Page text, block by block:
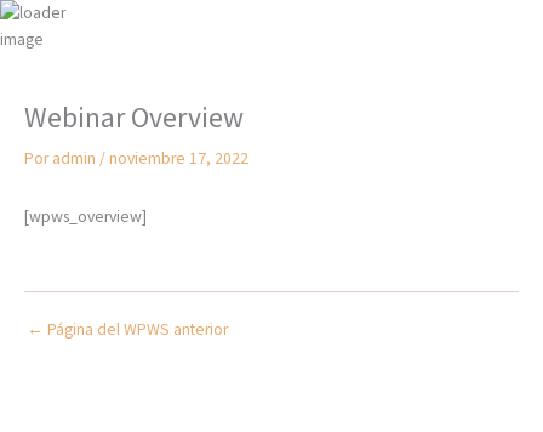
Ir
al
Webinar Overview
Poradmin /noviembre 17, 2022
[wpws_overview]
← Página del WPWS anterior